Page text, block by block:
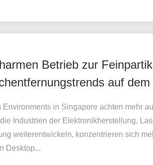
Betrieb zur
auf
Environments in Singapore achten mehr
Industrien der Elektronikherstellung,
weiterentwickeln, konzentrieren sich
Desktop...